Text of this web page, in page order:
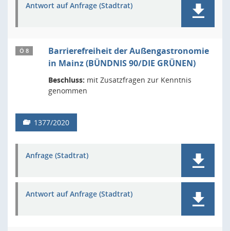
Antwort auf Anfrage (Stadtrat)
Ö 8
Barrierefreiheit der Außengastronomie
in Mainz (BÜNDNIS 90/DIE GRÜNEN)
Beschluss: mit Zusatzfragen zur Kenntnis
genommen
1377/2020
Anfrage (Stadtrat)
Antwort auf Anfrage (Stadtrat)